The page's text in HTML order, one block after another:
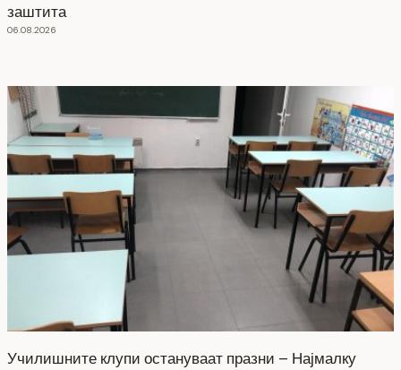
заштита
06.08.2026
Училишните клупи остануваат празни – Најмалку